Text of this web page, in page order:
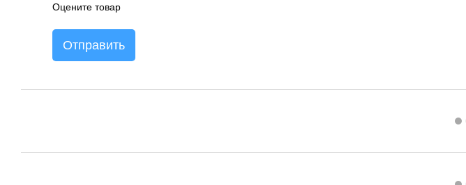
Оцените товар
Отправить